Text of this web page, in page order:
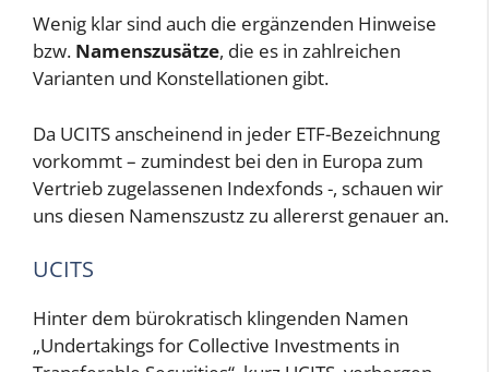
Wenig klar sind auch die ergänzenden Hinweise
bzw. Namenszusätze, die es in zahlreichen
Varianten und Konstellationen gibt.
Da UCITS anscheinend in jeder ETF-Bezeichnung
vorkommt – zumindest bei den in Europa zum
Vertrieb zugelassenen Indexfonds -, schauen wir
uns diesen Namenszustz zu allererst genauer an.
UCITS
Hinter dem bürokratisch klingenden Namen
„Undertakings for Collective Investments in